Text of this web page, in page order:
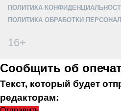
ПОЛИТИКА
ПОЛИТИКА ОБРАБОТКИ
16+
Сообщить об
Текст, который будет
редакторам: